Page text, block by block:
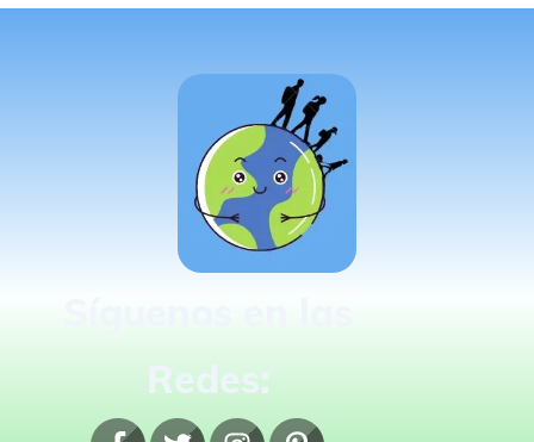
Redes: